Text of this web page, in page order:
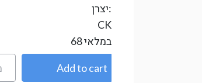
יצרן:
CK
68במלאי